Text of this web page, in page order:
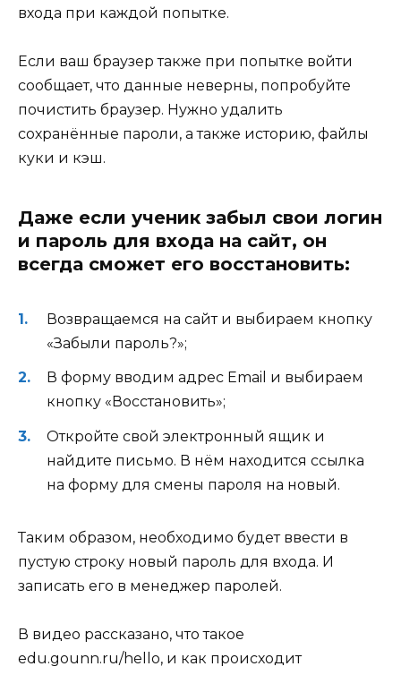
входа при каждой попытке.
Если ваш браузер также при попытке войти
сообщает, что данные неверны, попробуйте
почистить браузер. Нужно удалить
сохранённые пароли, а также историю, файлы
куки и кэш.
Даже если ученик забыл свои логин
и пароль для входа на сайт, он
всегда сможет его восстановить:
Возвращаемся на сайт и выбираем кнопку
«Забыли пароль?»;
В форму вводим адрес Email и выбираем
кнопку « Восстановить»;
Откройте свой электронный ящик и
найдите письмо. В нём находится ссылка
на форму для смены пароля на новый.
Таким образом, необходимо будет ввести в
пустую строку новый пароль для входа. И
записать его в менеджер паролей.
В видео рассказано, что такое
edu.gounn.ru/hello, и как происходит